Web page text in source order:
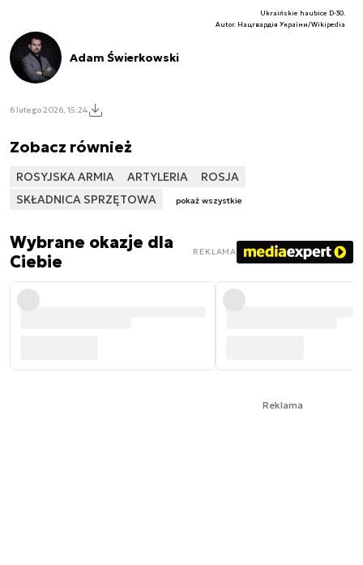
Ukraińskie haubice D-30.
Autor. Нацгвардія України/Wikipedia
Adam Świerkowski
6 lutego 2026, 15:24
Zobacz również
ROSYJSKA ARMIA ARTYLERIA
ROSJA
SKŁADNICA SPRZĘTOWA
pokaż wszystkie
Wybrane okazje dla
Ciebie
REKLAMA
Reklama